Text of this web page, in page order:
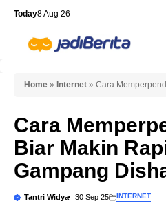
Skip
content
Today8 Aug 26
Home » Internet » Cara
Cara
Biar Makin
Gampang
Tantri Widya 30 Sep 25 INTERNET